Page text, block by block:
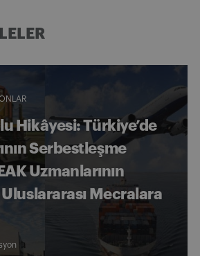
Hikâyesi: Türkiye’de
Serbestleşme
Uzmanlarının
Uluslararası Mecralara